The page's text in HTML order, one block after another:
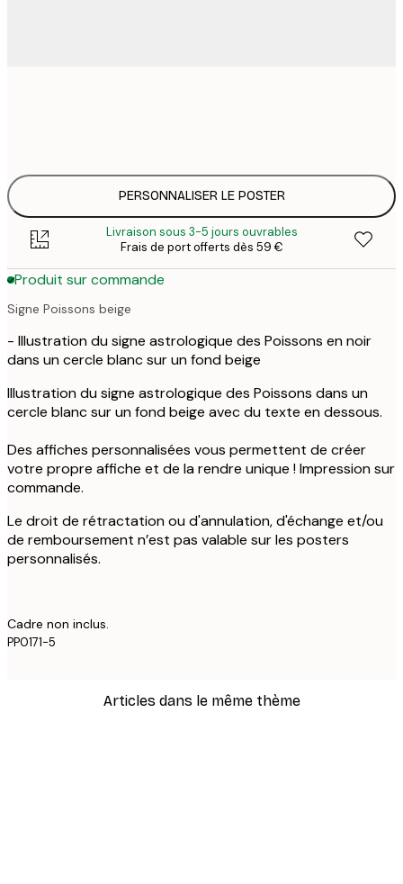
PERSONNALISER LE POSTER
Livraison sous 3-5 jours ouvrables
Frais de port offerts dès 59 €
Produit sur commande
Signe Poissons beige
- Illustration du signe astrologique des Poissons en noir
dans un cercle blanc sur un fond beige
Illustration du signe astrologique des Poissons dans un
cercle blanc sur un fond beige avec du texte en dessous.
Des affiches personnalisées vous permettent de créer
votre propre affiche et de la rendre unique ! Impression sur
commande.
Le droit de rétractation ou d'annulation, d'échange et/ou
de remboursement n’est pas valable sur les posters
personnalisés.
Cadre non inclus.
PP0171-5
Articles dans le même thème